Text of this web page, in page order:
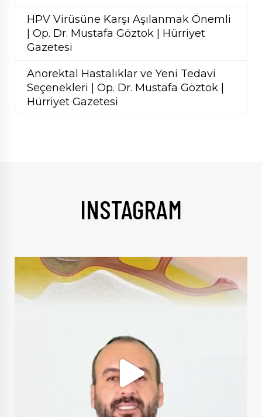
HPV Virüsüne Karşı Aşılanmak Önemli
| Op. Dr. Mustafa Göztok | Hürriyet
Gazetesi
Anorektal Hastalıklar ve Yeni Tedavi
Seçenekleri | Op. Dr. Mustafa Göztok |
Hürriyet Gazetesi
INSTAGRAM